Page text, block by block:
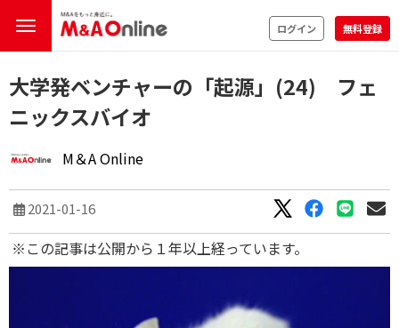
ログイン 無料登録
大学発ベンチャーの「起源」(24) フェ
ニックスバイオ
M＆A Online
2021-01-16
※この記事は公開から１年以上経っています。